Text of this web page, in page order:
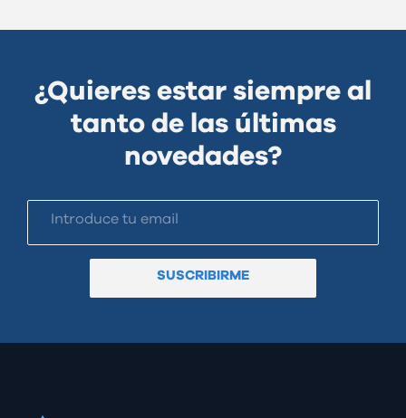
¿Quieres estar siempre al
tanto de las últimas
novedades?
SUSCRIBIRME